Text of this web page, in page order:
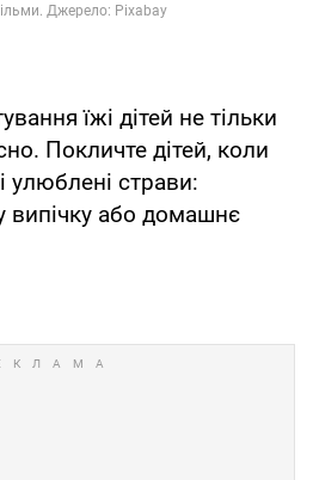
їжі дітей не тільки
Покличте дітей, коли
улюблені страви:
випічку або домашнє